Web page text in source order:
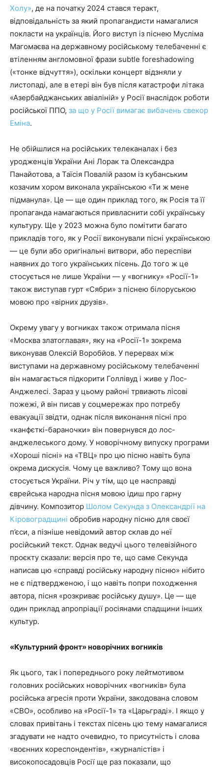
Холу», де на початку 2024 стався теракт,
відповідальність за який пропагандисти намагалися
покласти на українців. Його виступ із піснею Мусліма
Магомаєва на державному російському телебаченні є
втіленням англомовної фрази subtle foreshadowing
(«тонке відчуття»), оскільки концерт відзняли у
листопаді, але в етері він був після катастрофи літака
«Азербайджанських авіаліній» у Росії внаслідок роботи
російської ППО, за що у Росії вимагає вибачень свекор
Еміна.
Не обійшлися на російських телеканалах і без
уродженців України Ані Лорак та Олександра
Панайотова, а Таїсія Повалій разом із кубанським
козачим хором виконала українською «Ти ж мене
підманула». Це — ще один приклад того, як Росія та її
пропаганда намагаються привласнити собі українську
культуру. Ще у 2023 можна було помітити багато
прикладів того, як у Росії виконували пісні українською
— це були або оригінальні витвори, або переспіви
наявних до того українських пісень. До того ж це
стосується не лише України — у «вогнику» «Росії-1»
також виступав гурт «Сябри» з піснею білоруською
мовою про «вірних друзів».
Окрему увагу у вогниках також отримала пісня
«Москва златоглавая», яку на «Росії-1» зокрема
виконував Олексій Воробйов. У перервах між
виступами на державному російському телебаченні
він намагається підкорити Голлівуд і живе у Лос-
Анджелесі. Зараз у цьому районі трвиають лісові
пожежі, й він писав у соцмережах про потребу
евакуації звідти, однак після виконання пісні про
«канфєткі-бараночки» він повернувся до лос-
анджелеського дому. У новорічному випуску програми
«Хороші пісні» на «ТВЦ» про цю пісню навіть була
окрема дискусія. Чому це важливо? Тому що вона
стосується України. Річ у тім, що це насправді
єврейська народна пісня мовою ідиш про гарну
дівчину. Композитор Шолом Секунда з Олександрії на
Кіровоградщині обробив народну пісню для своєї
п’єси, а пізніше невідомий автор склав до неї
російський текст. Однак ведучі цього телевізійного
проєкту сказали: версія про те, що саме Секунда
написав цю «справді російську народну пісню» нібито
не є підтвердженою, і що навіть попри походження
автора, пісня «розкриває російську душу». Це — ще
один приклад апропріації росіянами спадщини інших
культур.
«Культурний фронт» новорічних вогників
Як цього, так і попереднього року лейтмотивом
головних російських новорічних «вогників» була
російська агресія проти України, закодована словом
«СВО», особливо на «Росії-1» та «Царьграді». І якщо у
словах привітань і текстах пісень цю тему намагалися
згадувати не надто очевидно, то присутність і слова
«воєнних кореспондентів», «журналістів» і
високопосадовців Росії ще раз показали, що